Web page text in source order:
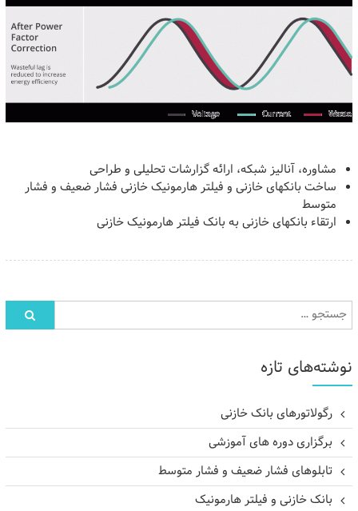
مشاوره، آنالیز شبکه، ارائه گزارشات تحلیلی و طراحی
ساخت بانکهای خازنی و فیلتر هارمونیک خازنی فشار ضعیف و فشار
متوسط
ارتقاء بانکهای خازنی به بانک فیلتر هارمونیک خازنی
نوشته‌های تازه
رگولاتورهای بانک خازنی
برگزاری دوره های آموزشی
تابلوهای فشار ضعیف و فشار متوسط
بانک خازنی و فیلتر هارمونیک